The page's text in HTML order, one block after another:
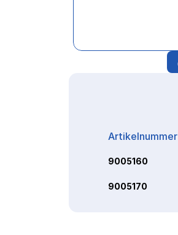
Artikelnummer
9005160
9005170